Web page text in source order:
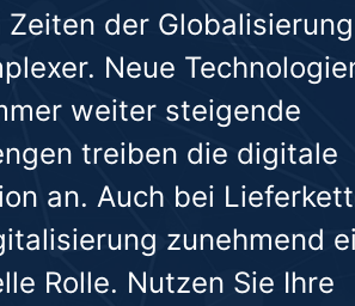
der Globalisierung
Neue
weiter steigende
n treiben die digitale
an. Auch bei
zunehmend
Rolle. Nutzen Sie Ihre